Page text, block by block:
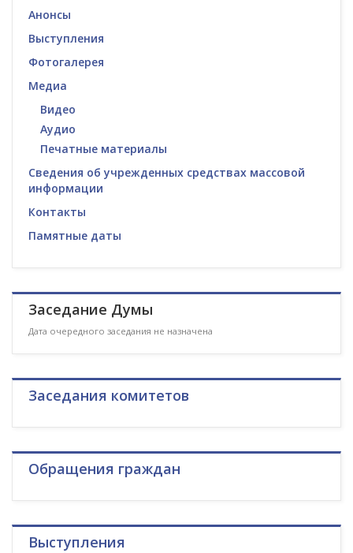
Анонсы
Выступления
Фотогалерея
Медиа
Видео
Аудио
Печатные материалы
Сведения об учрежденных средствах массовой
информации
Контакты
Памятные даты
Заседание Думы
Дата очередного заседания не назначена
Заседания комитетов
Обращения граждан
Выступления